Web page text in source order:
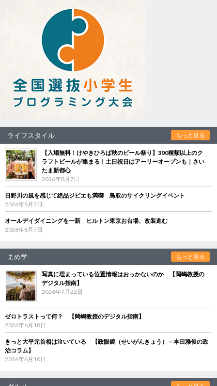
ライフスタイル もっと見る
【入場無料！けやきひろば秋のビール祭り】300種類以上のク
ラフトビールが集まる！土日祝日はアーリーオープンも｜さい
たま新都心
2026年8月7日
日野川の風を感じて絶品ジビエも満喫 鳥取のサイクリングイベント
2026年8月7日
オールデイダイニングを一新 ヒルトン東京お台場、改装進む
2026年8月7日
まめ学 もっと見る
写真に埋まっている位置情報はおっかないのか 【岡嶋教授の
デジタル指南】
2026年7月22日
ゼロトラストって何？ 【岡嶋教授のデジタル指南】
2026年6月18日
きっと大平元首相は泣いている 【政眼鏡（せいがんきょう）－本田雅俊の政
治コラム】
2026年6月10日